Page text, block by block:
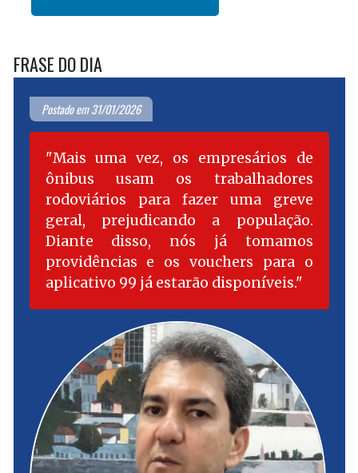
FRASE DO DIA
Postado em 31/01/2026
Mais uma vez, os empresários de
ônibus usam os trabalhadores
rodoviários para fazer uma greve
geral, prejudicando a população.
Diante disso, nós já tomamos
providências e os vouchers para o
aplicativo 99 já estarão disponíveis.